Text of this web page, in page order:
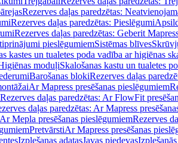
Rezerves daļas paredzētas:
Rezerves daļas paredzētas: Pieslēgumi
Rezerves daļas paredzētas: Geberit
pieslēgumiemSistēmas blīves
kastes un tualetes poda vadība ar higiēnas
moduļiSkalošanas kastu un tualetes
Barošanas blokiRezerves daļas
Ar Mapress presēšanas pieslēgumiem
Rezerves daļas paredzētas: Ar FlowFit
daļas paredzētas: Ar Mapress
Ar Mepla presēšanas pieslēgumiemRezerves
PretvārstiAr Mapress presēšanas
Izplešanas adatasJavas piedevas